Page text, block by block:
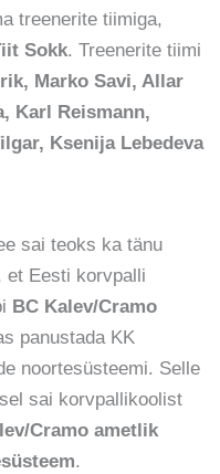
treenerite tiimiga,
Sokk. Treenerite tiimi
Marko Savi, Allar
Karl Reismann,
Ksenija Lebedeva
sai teoks ka tänu
et Eesti korvpalli
BC Kalev/Cramo
panustada KK
noortesüsteemi. Selle
sai korvpallikoolist
Cramo ametlik
.